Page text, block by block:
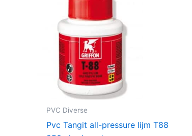
PVC Diverse
Pvc Tangit all-pressure lijm T88